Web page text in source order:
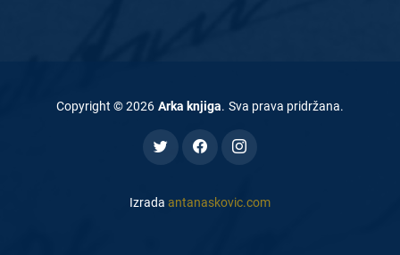
Copyright ©2026 Arka knjiga. Sva prava pridržana.
Izrada antanaskovic.com